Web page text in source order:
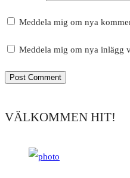
Meddela mig om nya
Meddela mig om nya inlägg
VÄLKOMMEN HIT!